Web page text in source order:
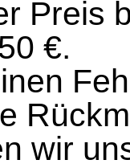
Preis
€.
wir